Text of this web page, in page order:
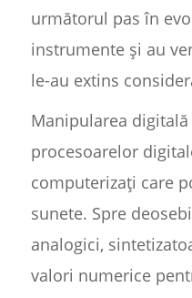
următorul pas în
instrumente și au
le-au extins
Manipularea
procesoarelor
computerizați care
sunete. Spre
analogici,
valori numerice